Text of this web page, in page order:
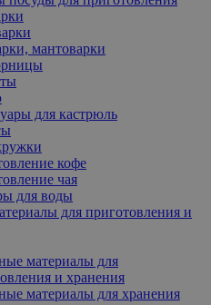
мантоварки
для кастрюль
кофе
чая
для воды
для приготовления и
материалы для
и хранения
материалы для хранения